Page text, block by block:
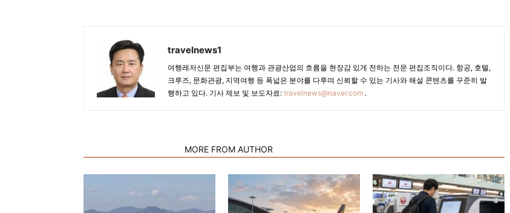
travelnews1
여행레저신문 편집부는 여행과 관광산업의 흐름을 현장감 있게 전하는 전문 편집조직이다. 항공, 호텔,
크루즈, 문화관광, 지역여행 등 폭넓은 분야를 다루며 신뢰할 수 있는 기사와 해설 콘텐츠를 꾸준히 발
행하고 있다. 기사 제보 및 보도자료: travelnews@naver.com .
MORE FROM AUTHOR